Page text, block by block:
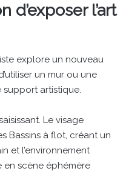
d’exposer l’art
explore un nouveau
un mur ou une
support artistique.
Le visage
Bassins à flot, créant un
et l’environnement
en scène éphémère